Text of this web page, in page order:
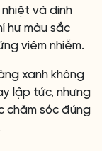
và dinh
hư màu sắc
viêm nhiễm.
xanh không
lập tức, nhưng
chăm sóc đúng